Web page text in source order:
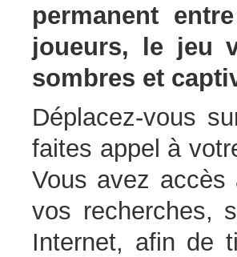
permanent
joueurs, le jeu
sombres et
Déplacez-vous
faites appel à
Vous avez accès
vos recherches,
Internet, afin de